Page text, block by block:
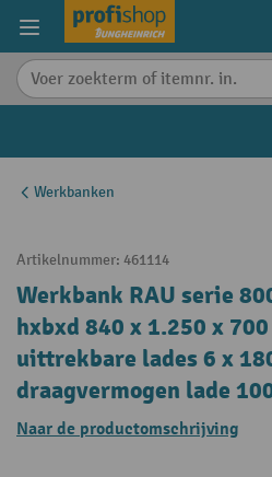
content
Werkbanken
Artikelnummer: 461114
Werkbank RAU serie
hxbxd 840 x 1.250 x
uittrekbare lades 6 x
draagvermogen lade
Naar de productomschrijving